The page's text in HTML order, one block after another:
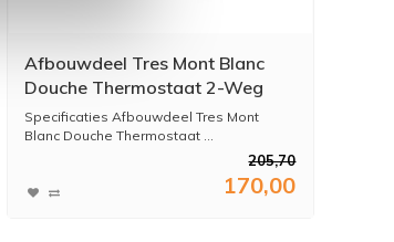
Afbouwdeel Tres Mont Blanc
Douche Thermostaat 2-Weg
Kruisgreep Chroom
Specificaties Afbouwdeel Tres Mont
Blanc Douche Thermostaat ...
205,70
170,00